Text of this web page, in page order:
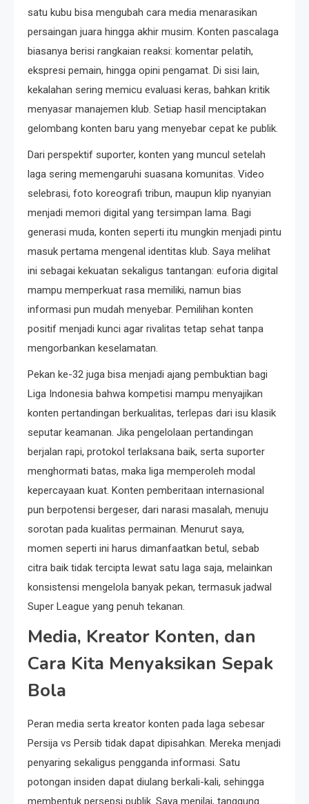
satu kubu bisa mengubah cara media menarasikan
persaingan juara hingga akhir musim. Konten pascalaga
biasanya berisi rangkaian reaksi: komentar pelatih,
ekspresi pemain, hingga opini pengamat. Di sisi lain,
kekalahan sering memicu evaluasi keras, bahkan kritik
menyasar manajemen klub. Setiap hasil menciptakan
gelombang konten baru yang menyebar cepat ke publik.
Dari perspektif suporter, konten yang muncul setelah
laga sering memengaruhi suasana komunitas. Video
selebrasi, foto koreografi tribun, maupun klip nyanyian
menjadi memori digital yang tersimpan lama. Bagi
generasi muda, konten seperti itu mungkin menjadi pintu
masuk pertama mengenal identitas klub. Saya melihat
ini sebagai kekuatan sekaligus tantangan: euforia digital
mampu memperkuat rasa memiliki, namun bias
informasi pun mudah menyebar. Pemilihan konten
positif menjadi kunci agar rivalitas tetap sehat tanpa
mengorbankan keselamatan.
Pekan ke-32 juga bisa menjadi ajang pembuktian bagi
Liga Indonesia bahwa kompetisi mampu menyajikan
konten pertandingan berkualitas, terlepas dari isu klasik
seputar keamanan. Jika pengelolaan pertandingan
berjalan rapi, protokol terlaksana baik, serta suporter
menghormati batas, maka liga memperoleh modal
kepercayaan kuat. Konten pemberitaan internasional
pun berpotensi bergeser, dari narasi masalah, menuju
sorotan pada kualitas permainan. Menurut saya,
momen seperti ini harus dimanfaatkan betul, sebab
citra baik tidak tercipta lewat satu laga saja, melainkan
konsistensi mengelola banyak pekan, termasuk jadwal
Super League yang penuh tekanan.
Media, Kreator Konten, dan
Cara Kita Menyaksikan Sepak
Bola
Peran media serta kreator konten pada laga sebesar
Persija vs Persib tidak dapat dipisahkan. Mereka menjadi
penyaring sekaligus pengganda informasi. Satu
potongan insiden dapat diulang berkali-kali, sehingga
membentuk persepsi publik. Saya menilai, tanggung